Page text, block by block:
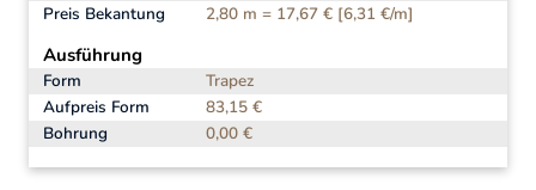
Preis Bekantung
2,80 m = 17,67 € [6,31 €/m]
Ausführung
Form
Trapez
Aufpreis Form
83,15 €
Bohrung
0,00 €